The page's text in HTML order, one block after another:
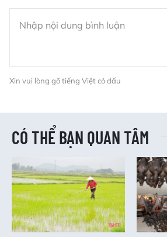
Xin vui lòng gõ tiếng Việt có dấu
CÓ THỂ BẠN QUAN TÂM